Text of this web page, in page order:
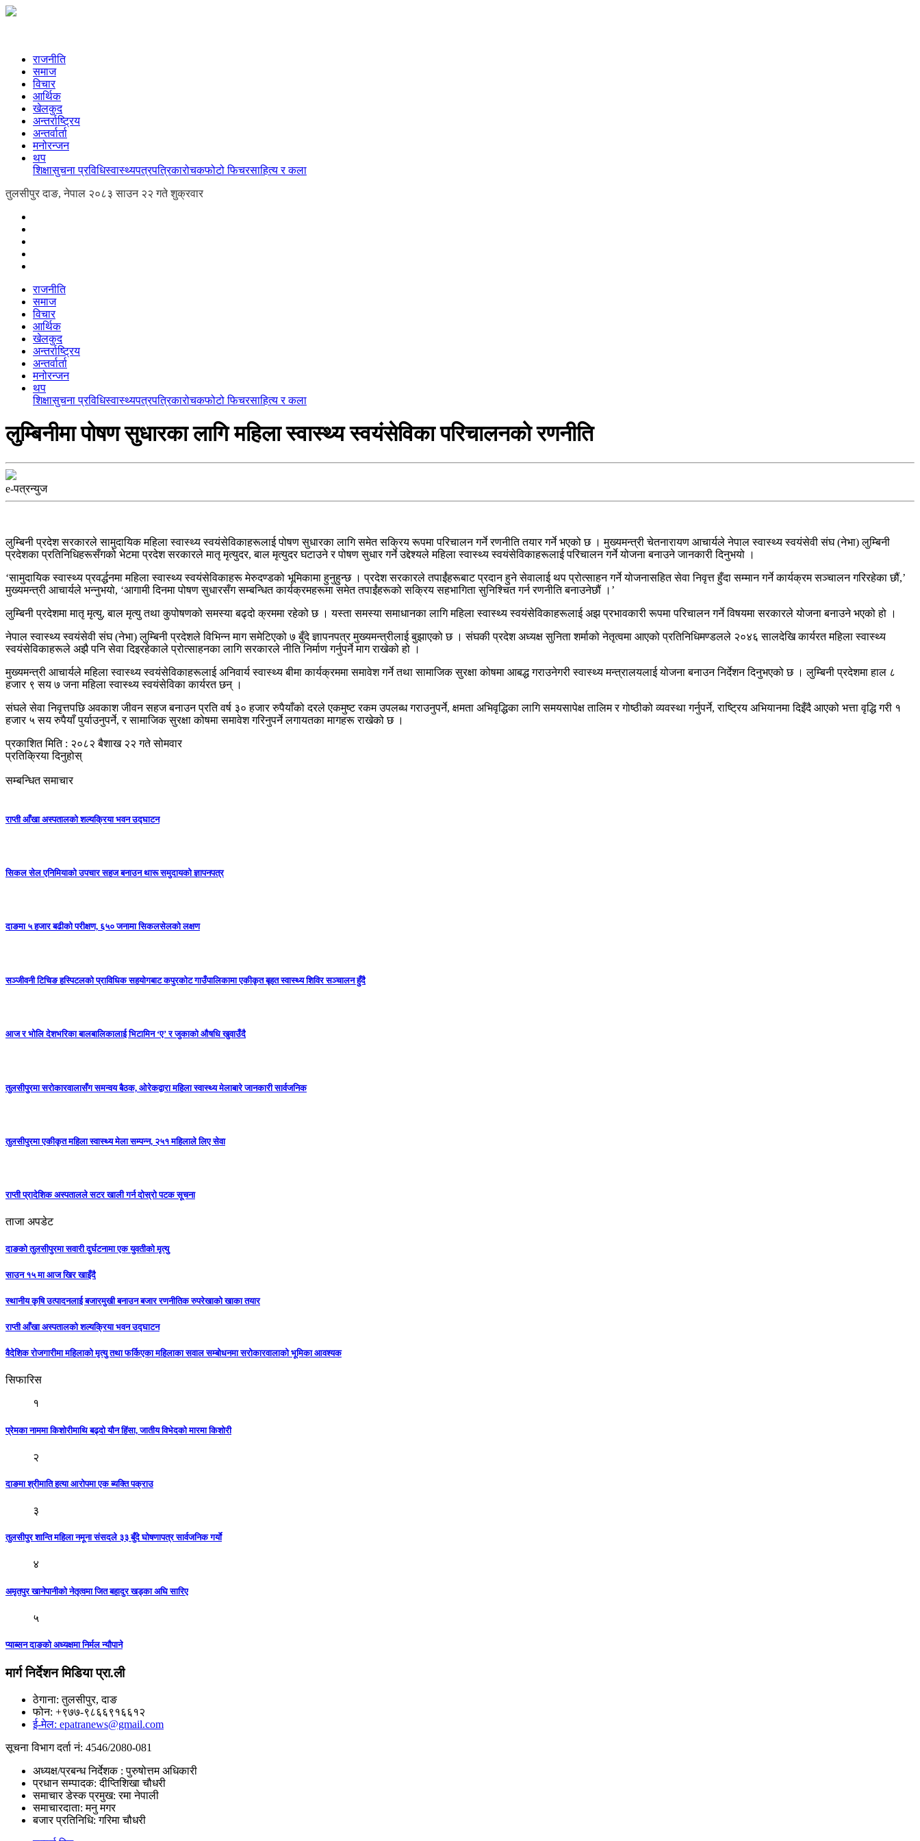
राजनीति
समाज
विचार
आर्थिक
खेलकुद
अन्तर्राष्ट्रिय
अन्तर्वार्ता
मनोरन्जन
थप
शिक्षासुचना प्रविधिस्वास्थ्यपत्रपत्रिकारोचकफोटो फिचरसाहित्य र कला
तुलसीपुर दाङ, नेपाल २०८३ साउन २२ गते शुक्रवार
राजनीति
समाज
विचार
आर्थिक
खेलकुद
अन्तर्राष्ट्रिय
अन्तर्वार्ता
मनोरन्जन
थप
शिक्षासुचना प्रविधिस्वास्थ्यपत्रपत्रिकारोचकफोटो फिचरसाहित्य र कला
लुम्बिनीमा पोषण सुधारका लागि महिला स्वास्थ्य स्वयंसेविका परिचालनको रणनीति
e-पत्रन्युज
लुम्बिनी प्रदेश सरकारले सामुदायिक महिला स्वास्थ्य स्वयंसेविकाहरूलाई पोषण सुधारका लागि समेत सक्रिय रूपमा परिचालन गर्ने रणनीति तयार गर्ने भएको छ । मुख्यमन्त्री चेतनारायण आचार्यले नेपाल स्वास्थ्य स्वयंसेवी संघ (नेभा) लुम्बिनी
प्रदेशका प्रतिनिधिहरूसँगको भेटमा प्रदेश सरकारले मातृ मृत्युदर, बाल मृत्युदर घटाउने र पोषण सुधार गर्ने उद्देश्यले महिला स्वास्थ्य स्वयंसेविकाहरूलाई परिचालन गर्ने योजना बनाउने जानकारी दिनुभयो ।
‘सामुदायिक स्वास्थ्य प्रवर्द्धनमा महिला स्वास्थ्य स्वयंसेविकाहरू मेरुदण्डको भूमिकामा हुनुहुन्छ । प्रदेश सरकारले तपाईंहरूबाट प्रदान हुने सेवालाई थप प्रोत्साहन गर्ने योजनासहित सेवा निवृत्त हुँदा सम्मान गर्ने कार्यक्रम सञ्चालन गरिरहेका छौं,’
मुख्यमन्त्री आचार्यले भन्नुभयो, ‘आगामी दिनमा पोषण सुधारसँग सम्बन्धित कार्यक्रमहरूमा समेत तपाईंहरूको सक्रिय सहभागिता सुनिश्चित गर्न रणनीति बनाउनेछौं ।’
लुम्बिनी प्रदेशमा मातृ मृत्यु, बाल मृत्यु तथा कुपोषणको समस्या बढ्दो क्रममा रहेको छ । यस्ता समस्या समाधानका लागि महिला स्वास्थ्य स्वयंसेविकाहरूलाई अझ प्रभावकारी रूपमा परिचालन गर्ने विषयमा सरकारले योजना बनाउने भएको हो ।
नेपाल स्वास्थ्य स्वयंसेवी संघ (नेभा) लुम्बिनी प्रदेशले विभिन्न माग समेटिएको ७ बुँदे ज्ञापनपत्र मुख्यमन्त्रीलाई बुझाएको छ । संघकी प्रदेश अध्यक्ष सुनिता शर्माको नेतृत्वमा आएको प्रतिनिधिमण्डलले २०४६ सालदेखि कार्यरत महिला स्वास्थ्य
स्वयंसेविकाहरूले अझै पनि सेवा दिइरहेकाले प्रोत्साहनका लागि सरकारले नीति निर्माण गर्नुपर्ने माग राखेको हो ।
मुख्यमन्त्री आचार्यले महिला स्वास्थ्य स्वयंसेविकाहरूलाई अनिवार्य स्वास्थ्य बीमा कार्यक्रममा समावेश गर्ने तथा सामाजिक सुरक्षा कोषमा आबद्ध गराउनेगरी स्वास्थ्य मन्त्रालयलाई योजना बनाउन निर्देशन दिनुभएको छ । लुम्बिनी प्रदेशमा हाल ८
हजार ९ सय ७ जना महिला स्वास्थ्य स्वयंसेविका कार्यरत छन् ।
संघले सेवा निवृत्तपछि अवकाश जीवन सहज बनाउन प्रति वर्ष ३० हजार रुपैयाँको दरले एकमुष्ट रकम उपलब्ध गराउनुपर्ने, क्षमता अभिवृद्धिका लागि समयसापेक्ष तालिम र गोष्ठीको व्यवस्था गर्नुपर्ने, राष्ट्रिय अभियानमा दिइँदै आएको भत्ता वृद्धि गरी १
हजार ५ सय रुपैयाँ पुर्याउनुपर्ने, र सामाजिक सुरक्षा कोषमा समावेश गरिनुपर्ने लगायतका मागहरू राखेको छ ।
प्रकाशित मिति : २०८२ बैशाख २२ गते सोमवार
प्रतिक्रिया दिनुहोस्
सम्बन्धित समाचार
राप्ती आँखा अस्पतालको शल्यक्रिया भवन उद्घाटन
सिकल सेल एनिमियाको उपचार सहज बनाउन थारू समुदायको ज्ञापनपत्र
दाङमा ५ हजार बढीको परीक्षण, ६५० जनामा सिकलसेलको लक्षण
सञ्जीवनी टिचिङ हस्पिटलको प्राविधिक सहयोगबाट कपुरकोट गाउँपालिकामा एकीकृत बृहत स्वास्थ्य शिविर सञ्चालन हुँदै
आज र भोलि देशभरिका बालबालिकालाई भिटामिन ‘ए’ र जुकाको औषधि खुवाउँदै
तुलसीपुरमा सरोकारवालासँग समन्वय बैठक, ओरेकद्वारा महिला स्वास्थ्य मेलाबारे जानकारी सार्वजनिक
तुलसीपुरमा एकीकृत महिला स्वास्थ्य मेला सम्पन्न, २५१ महिलाले लिए सेवा
राप्ती प्रादेशिक अस्पतालले सटर खाली गर्न दोस्रो पटक सूचना
ताजा अपडेट
दाङको तुलसीपुरमा सवारी दुर्घटनामा एक युवतीको मृत्यु
साउन १५ मा आज खिर खाइँदै
स्थानीय कृषि उत्पादनलाई बजारमुखी बनाउन बजार रणनीतिक रुपरेखाको खाका तयार
राप्ती आँखा अस्पतालको शल्यक्रिया भवन उद्घाटन
वैदेशिक रोजगारीमा महिलाको मृत्यु तथा फर्किएका महिलाका सवाल सम्बोधनमा सरोकारवालाको भूमिका आवश्यक
सिफारिस
१
प्रेमका नाममा किशोरीमाथि बढ्दो यौन हिंसा, जातीय विभेदको मारमा किशोरी
२
दाङमा श्रीमाति हत्या आरोपमा एक ब्यक्ति पक्राउ
३
तुलसीपुर शान्ति महिला नमूना संसदले ३३ बुँदे घाेषणापत्र सार्वजनिक गर्याे
४
अमृतपुर खानेपानीकाे नेतृत्वमा जित बहादुर खड्का अघि सारिए
५
प्याब्सन दाङकाे अध्यक्षमा निर्मल न्याैपाने
मार्ग निर्देशन मिडिया प्रा.ली
ठेगाना: तुलसीपुर, दाङ
फोन: +९७७-९८६६९१६६१२
ई-मेल: epatranews@gmail.com
सूचना विभाग दर्ता नं: 4546/2080-081
अध्यक्ष/प्रबन्ध निर्देशक : पुरुषोत्तम अधिकारी
प्रधान सम्पादक: दीप्तिशिखा चौधरी
समाचार डेस्क प्रमुख: रमा नेपाली
समाचारदाता: मनु मगर
बजार प्रतिनिधि: गरिमा चौधरी